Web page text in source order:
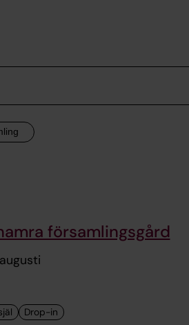
församlingsgård